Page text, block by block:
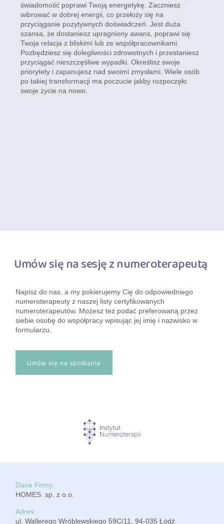
świadomość poprawi Twoją energetykę. Zaczniesz
wibrować w dobrej energii, co przełoży się na
przyciąganie pozytywnych doświadczeń. Jest duża
szansa, że dostaniesz upragniony awans, poprawi się
Twoja relacja z bliskimi lub ze współpracownikami.
Pozbędziesz się dolegliwości zdrowotnych i przestaniesz
przyciągać nieszczęśliwe wypadki. Określisz swoje
priorytety i zapanujesz nad swoimi zmysłami. Wiele osób
po takiej transformacji ma poczucie jakby rozpoczęło
swoje życie na nowo.
Umów się na sesję z numeroterapeutą
Napisz do nas, a my pokierujemy Cię do odpowiedniego
numeroterapeuty z naszej listy certyfikowanych
numeroterapeutów. Możesz też podać preferowaną przez
siebie osobę do współpracy wpisując jej imię i nazwisko w
formularzu.
Umów się na spotkanie
Dane Firmy:
HOMES sp. z o.o.
Adres
ul. Wallerego Wróblewskiego 59C/11, 94-035 Łódź